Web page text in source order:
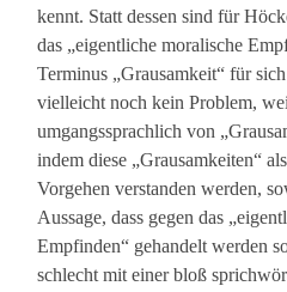
kennt. Statt dessen sind für
das „eigentliche moralische
Terminus „Grausamkeit“ für
vielleicht noch kein Problem,
umgangssprachlich von
indem diese „Grausamkeiten“
Vorgehen verstanden werden,
Aussage, dass gegen das
Empfinden“ gehandelt werden
schlecht mit einer bloß